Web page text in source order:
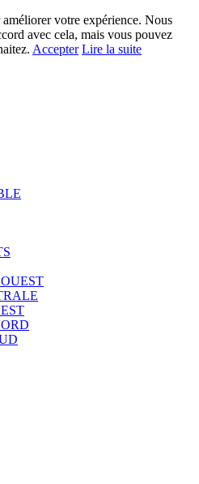
votre expérience. Nous
avec cela, mais vous pouvez
Accepter Lire la suite